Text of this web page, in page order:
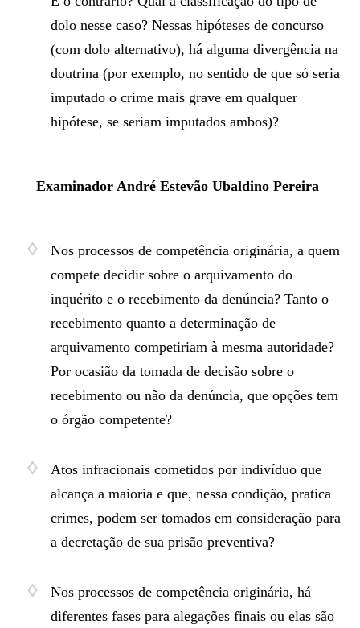
dolo nesse caso? Nessas hipóteses de concurso
(com dolo alternativo), há alguma divergência na
doutrina (por exemplo, no sentido de que só seria
imputado o crime mais grave em qualquer
hipótese, se seriam imputados ambos)?
Examinador André Estevão Ubaldino Pereira
Nos processos de competência originária, a quem
compete decidir sobre o arquivamento do
inquérito e o recebimento da denúncia? Tanto o
recebimento quanto a determinação de
arquivamento competiriam à mesma autoridade?
Por ocasião da tomada de decisão sobre o
recebimento ou não da denúncia, que opções tem
o órgão competente?
Atos infracionais cometidos por indivíduo que
alcança a maioria e que, nessa condição, pratica
crimes, podem ser tomados em consideração para
a decretação de sua prisão preventiva?
Nos processos de competência originária, há
diferentes fases para alegações finais ou elas são